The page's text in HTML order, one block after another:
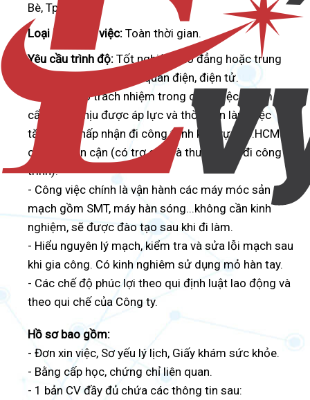
Bè, Tp.HCM.
Loại hình làm việc: Toàn thời gian.
Yêu cầu trình độ: Tốt nghiệp cao đẳng hoặc trung
cấp chuyên ngành liên quan điện, điện tử.
- Yêu cầu có trách nhiệm trong công việc, chăm chỉ,
cẩn thận, chịu được áp lực và thời gian làm việc
tăng ca. Chấp nhận đi công trình khu vực Tp.HCM và
các tỉnh lân cận (có trợ cấp và thưởng khi đi công
trình).
- Công việc chính là vận hành các máy móc sản xuất
mạch gồm SMT, máy hàn sóng...không cần kinh
nghiệm, sẽ được đào tạo sau khi đi làm.
- Hiểu nguyên lý mạch, kiểm tra và sửa lỗi mạch sau
khi gia công. Có kinh nghiêm sử dụng mỏ hàn tay.
- Các chế độ phúc lợi theo qui định luật lao động và
theo qui chế của Công ty.
Hồ sơ bao gồm:
- Đơn xin việc, Sơ yếu lý lịch, Giấy khám sức khỏe.
- Bằng cấp học, chứng chỉ liên quan.
- 1 bản CV đầy đủ chứa các thông tin sau: